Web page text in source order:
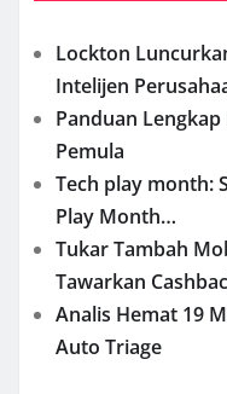
Lockton
Intelijen
Panduan
Pemula
Tech play month:
Play Month…
Tukar Tambah
Tawarkan
Analis Hemat 19
Auto Triage